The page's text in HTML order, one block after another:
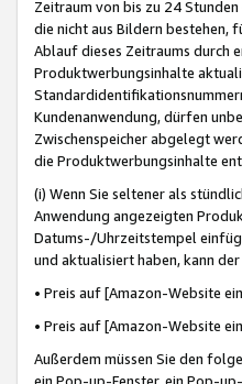
Zeitraum von bis zu 24
die nicht aus Bildern bestehen,
Ablauf dieses Zeitraums durch
Produktwerbungsinhalte
Kundenanwendung, dürfen
Zwischenspeicher abgelegt
die Produktwerbungsinhalte
(i) Wenn Sie seltener als
Anwendung angezeigten
Datums-/Uhrzeitstempel
und aktualisiert haben, kann
• Preis auf [Amazon-Website
• Preis auf [Amazon-Website
Außerdem müssen Sie den
ein Pop-up-Fenster, ein Pop-